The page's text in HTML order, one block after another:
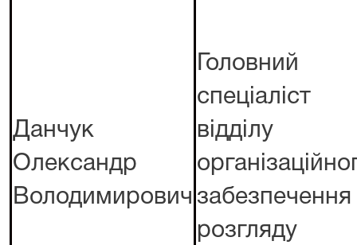
Данчук
Олександр
Володимирович
Головний
спеціаліст
відділу
забезпечення
розгляду